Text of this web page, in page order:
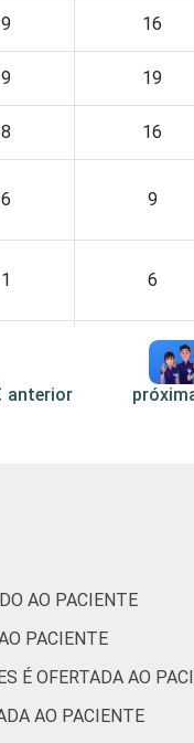
9 16
9 19
8 16
6 9
1 6
21
8
sobre o uso das
se refere
anterior
AO PACIENTE
PACIENTE
É OFERTADA AO
AO PACIENTE